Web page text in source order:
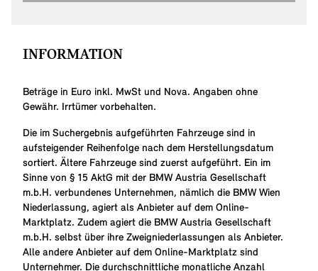
INFORMATION
Beträge in Euro inkl. MwSt und Nova. Angaben ohne
Gewähr. Irrtümer vorbehalten.
Die im Suchergebnis aufgeführten Fahrzeuge sind in
aufsteigender Reihenfolge nach dem Herstellungsdatum
sortiert. Ältere Fahrzeuge sind zuerst aufgeführt. Ein im
Sinne von § 15 AktG mit der BMW Austria Gesellschaft
m.b.H. verbundenes Unternehmen, nämlich die BMW Wien
Niederlassung, agiert als Anbieter auf dem Online-
Marktplatz. Zudem agiert die BMW Austria Gesellschaft
m.b.H. selbst über ihre Zweigniederlassungen als Anbieter.
Alle andere Anbieter auf dem Online-Marktplatz sind
Unternehmer. Die durchschnittliche monatliche Anzahl